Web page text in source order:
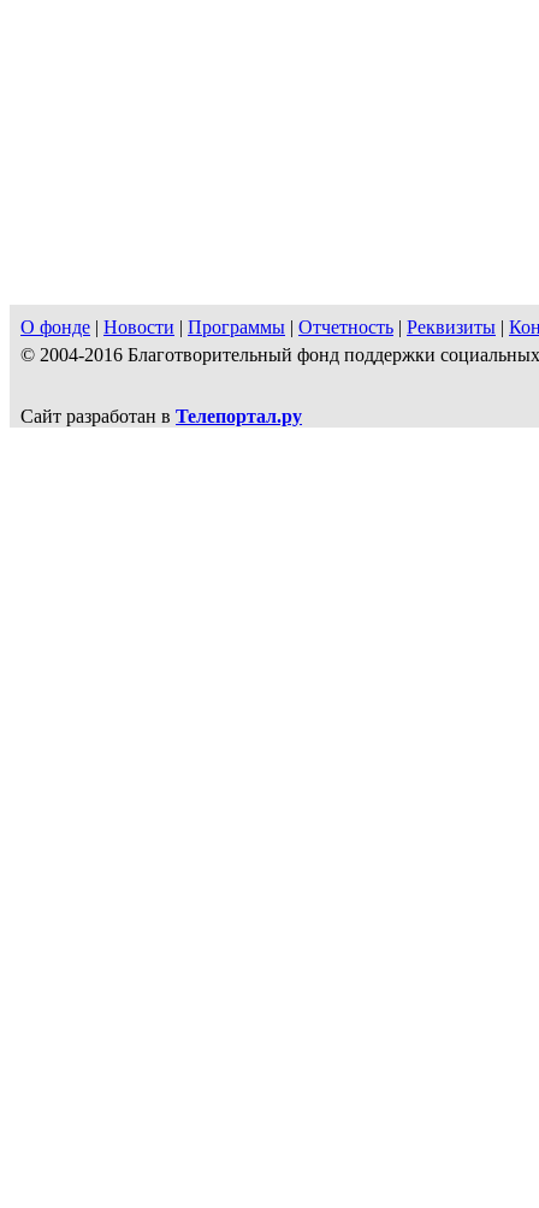
О фонде | Новости | Программы | Отчетность | Реквизиты |
© 2004-2016 Благотворительный фонд поддержки
Сайт разработан в Телепортал.ру